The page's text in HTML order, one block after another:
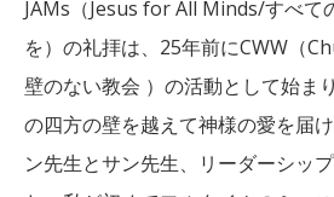
JAMs（Jesus for All Minds/すべて
を）の礼拝は、25年前にCWW（
壁のない教会 ）の活動として始ま
の四方の壁を越えて神様の愛を届
ン先生とサン先生、リーダーシッ